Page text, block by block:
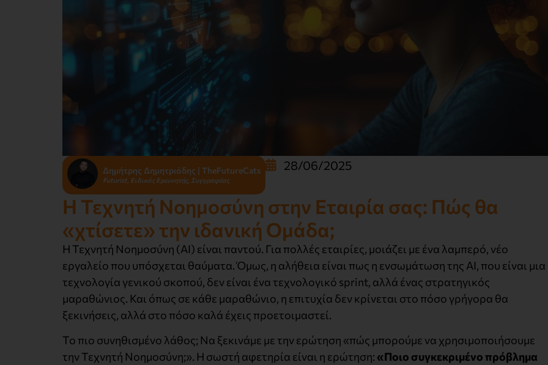
Δημήτρης Δημητριάδης | TheFutureCats
Futurist, Ειδικός Ερευνητής, Συγγραφέας
28/06/2025
Η Τεχνητή Νοημοσύνη στην Εταιρία σας: Πώς θα
«χτίσετε» την ιδανική Ομάδα;
Η Τεχνητή Νοημοσύνη (AI) είναι παντού. Για πολλές εταιρίες, μοιάζει με ένα λαμπερό, νέο
εργαλείο που υπόσχεται θαύματα. Όμως, η αλήθεια είναι πως η ενσωμάτωση της AI, που είναι μια
τεχνολογία γενικού σκοπού, δεν είναι ένα τεχνολογικό sprint, αλλά ένας στρατηγικός
μαραθώνιος. Και όπως σε κάθε μαραθώνιο, η επιτυχία δεν κρίνεται στο πόσο γρήγορα θα
ξεκινήσεις, αλλά στο πόσο καλά έχεις προετοιμαστεί.
Το πιο συνηθισμένο λάθος; Να ξεκινάμε με την ερώτηση «πώς μπορούμε να χρησιμοποιήσουμε
την Τεχνητή Νοημοσύνη;». Η σωστή αφετηρία είναι η ερώτηση: «Ποιο συγκεκριμένο πρόβλημα